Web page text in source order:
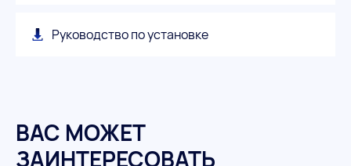
Руководство по установке
ВАС МОЖЕТ
ЗАИНТЕРЕСОВАТЬ